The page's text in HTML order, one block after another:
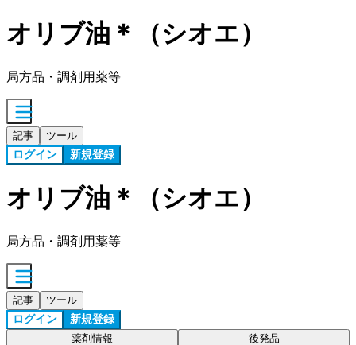
オリブ油＊（シオエ）
局方品・調剤用薬等
記事 ツール
ログイン 新規登録
オリブ油＊（シオエ）
局方品・調剤用薬等
記事 ツール
ログイン 新規登録
薬剤情報 後発品